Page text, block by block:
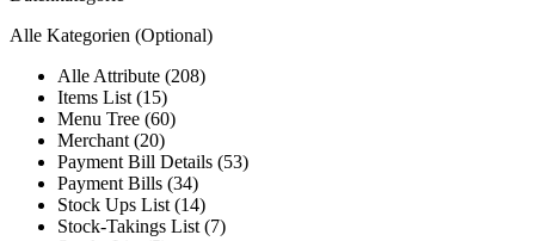
Alle Kategorien (Optional)
Alle Attribute (208)
Items List (15)
Menu Tree (60)
Merchant (20)
Payment Bill Details (53)
Payment Bills (34)
Stock Ups List (14)
Stock-Takings List (7)